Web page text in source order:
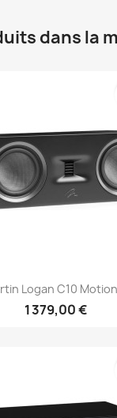
dans la
Logan C10
1 379,00 €